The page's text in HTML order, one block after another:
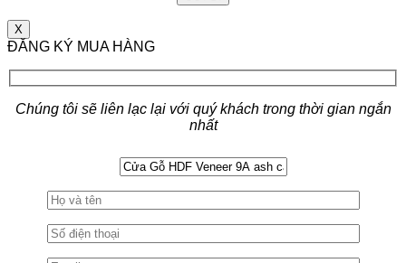
X
ĐĂNG KÝ MUA HÀNG
Chúng tôi sẽ liên lạc lại với quý khách trong thời gian ngắn
nhất